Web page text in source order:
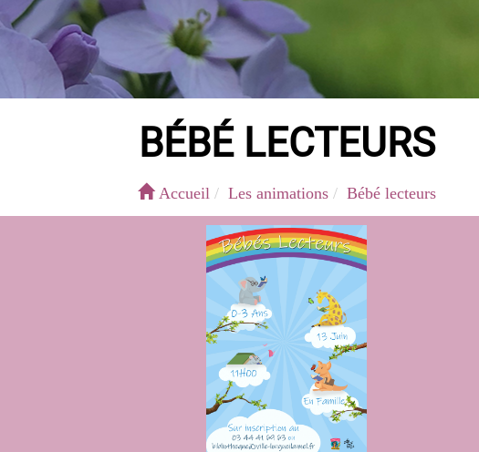
BÉBÉ LECTEURS
Accueil Les animations Bébé lecteurs